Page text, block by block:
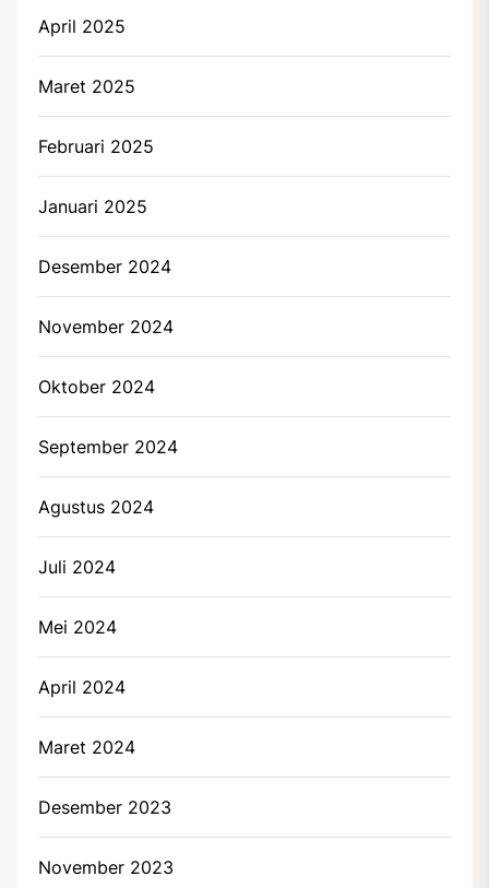
April 2025
Maret 2025
Februari 2025
Januari 2025
Desember 2024
November 2024
Oktober 2024
September 2024
Agustus 2024
Juli 2024
Mei 2024
April 2024
Maret 2024
Desember 2023
November 2023